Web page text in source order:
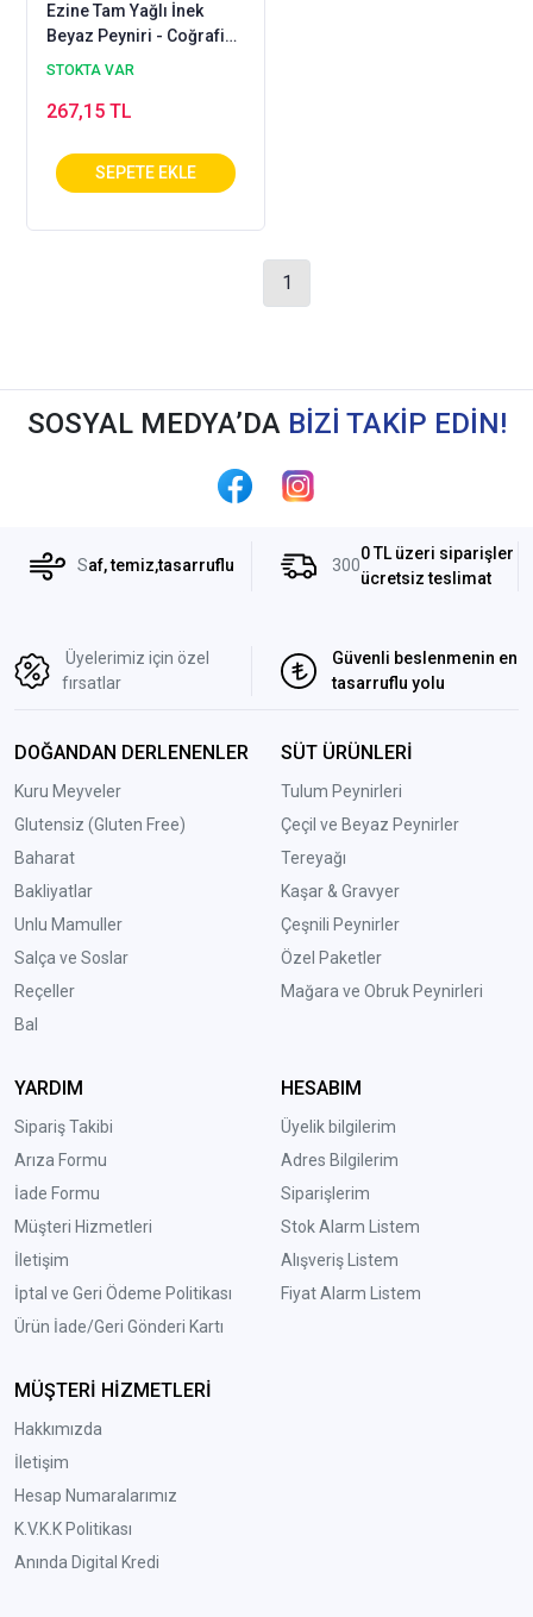
Ezine Tam Yağlı İnek
Beyaz Peyniri - Coğrafi
İşaretli
STOKTA VAR
267,15 TL
1
SOSYAL MEDYA’DA BİZİ TAKİP EDİN!
Saf, temiz,tasarruflu 300
0 TL üzeri siparişler
ücretsiz teslimat
Üyelerimiz için özel
fırsatlar
Güvenli beslenmenin en
tasarruflu yolu
DOĞANDAN DERLENENLER
Kuru Meyveler
Glutensiz (Gluten Free)
Baharat
Bakliyatlar
Unlu Mamuller
Salça ve Soslar
Reçeller
Bal
SÜT ÜRÜNLERİ
Tulum Peynirleri
Çeçil ve Beyaz Peynirler
Tereyağı
Kaşar & Gravyer
Çeşnili Peynirler
Özel Paketler
Mağara ve Obruk Peynirleri
YARDIM
Sipariş Takibi
Arıza Formu
İade Formu
Müşteri Hizmetleri
İletişim
İptal ve Geri Ödeme Politikası
Ürün İade/Geri Gönderi Kartı
HESABIM
Üyelik bilgilerim
Adres Bilgilerim
Siparişlerim
Stok Alarm Listem
Alışveriş Listem
Fiyat Alarm Listem
MÜŞTERİ HİZMETLERİ
Hakkımızda
İletişim
Hesap Numaralarımız
K.V.K.K Politikası
Anında Digital Kredi